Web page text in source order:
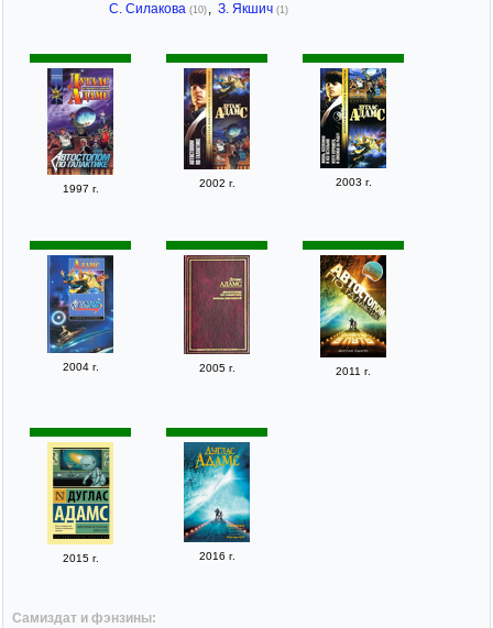
С. Силакова (10) , З. Якшич (1)
1997 г. 2002 г. 2003 г.
2004 г. 2005 г. 2011 г.
2015 г. 2016 г.
Самиздат и фэнзины: